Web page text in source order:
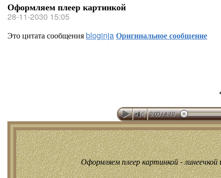
Оформляем плеер картинкой
28-11-2030 15:05
Это цитата сообщенияbloginjaОригинальное сообщение
Оформляем плеер картинкой - линеечкой